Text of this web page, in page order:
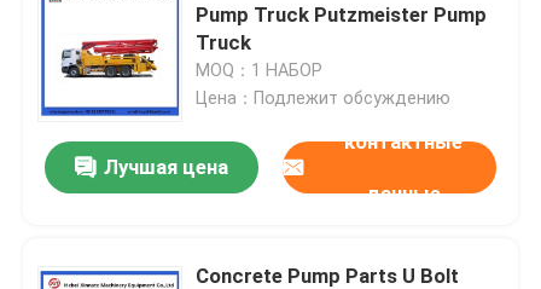
Pump Truck Putzmeister Pump
Truck
MOQ：1 НАБОР
Цена：Подлежит обсуждению
Лучшая цена
контактные
данные
Concrete Pump Parts U Bolt